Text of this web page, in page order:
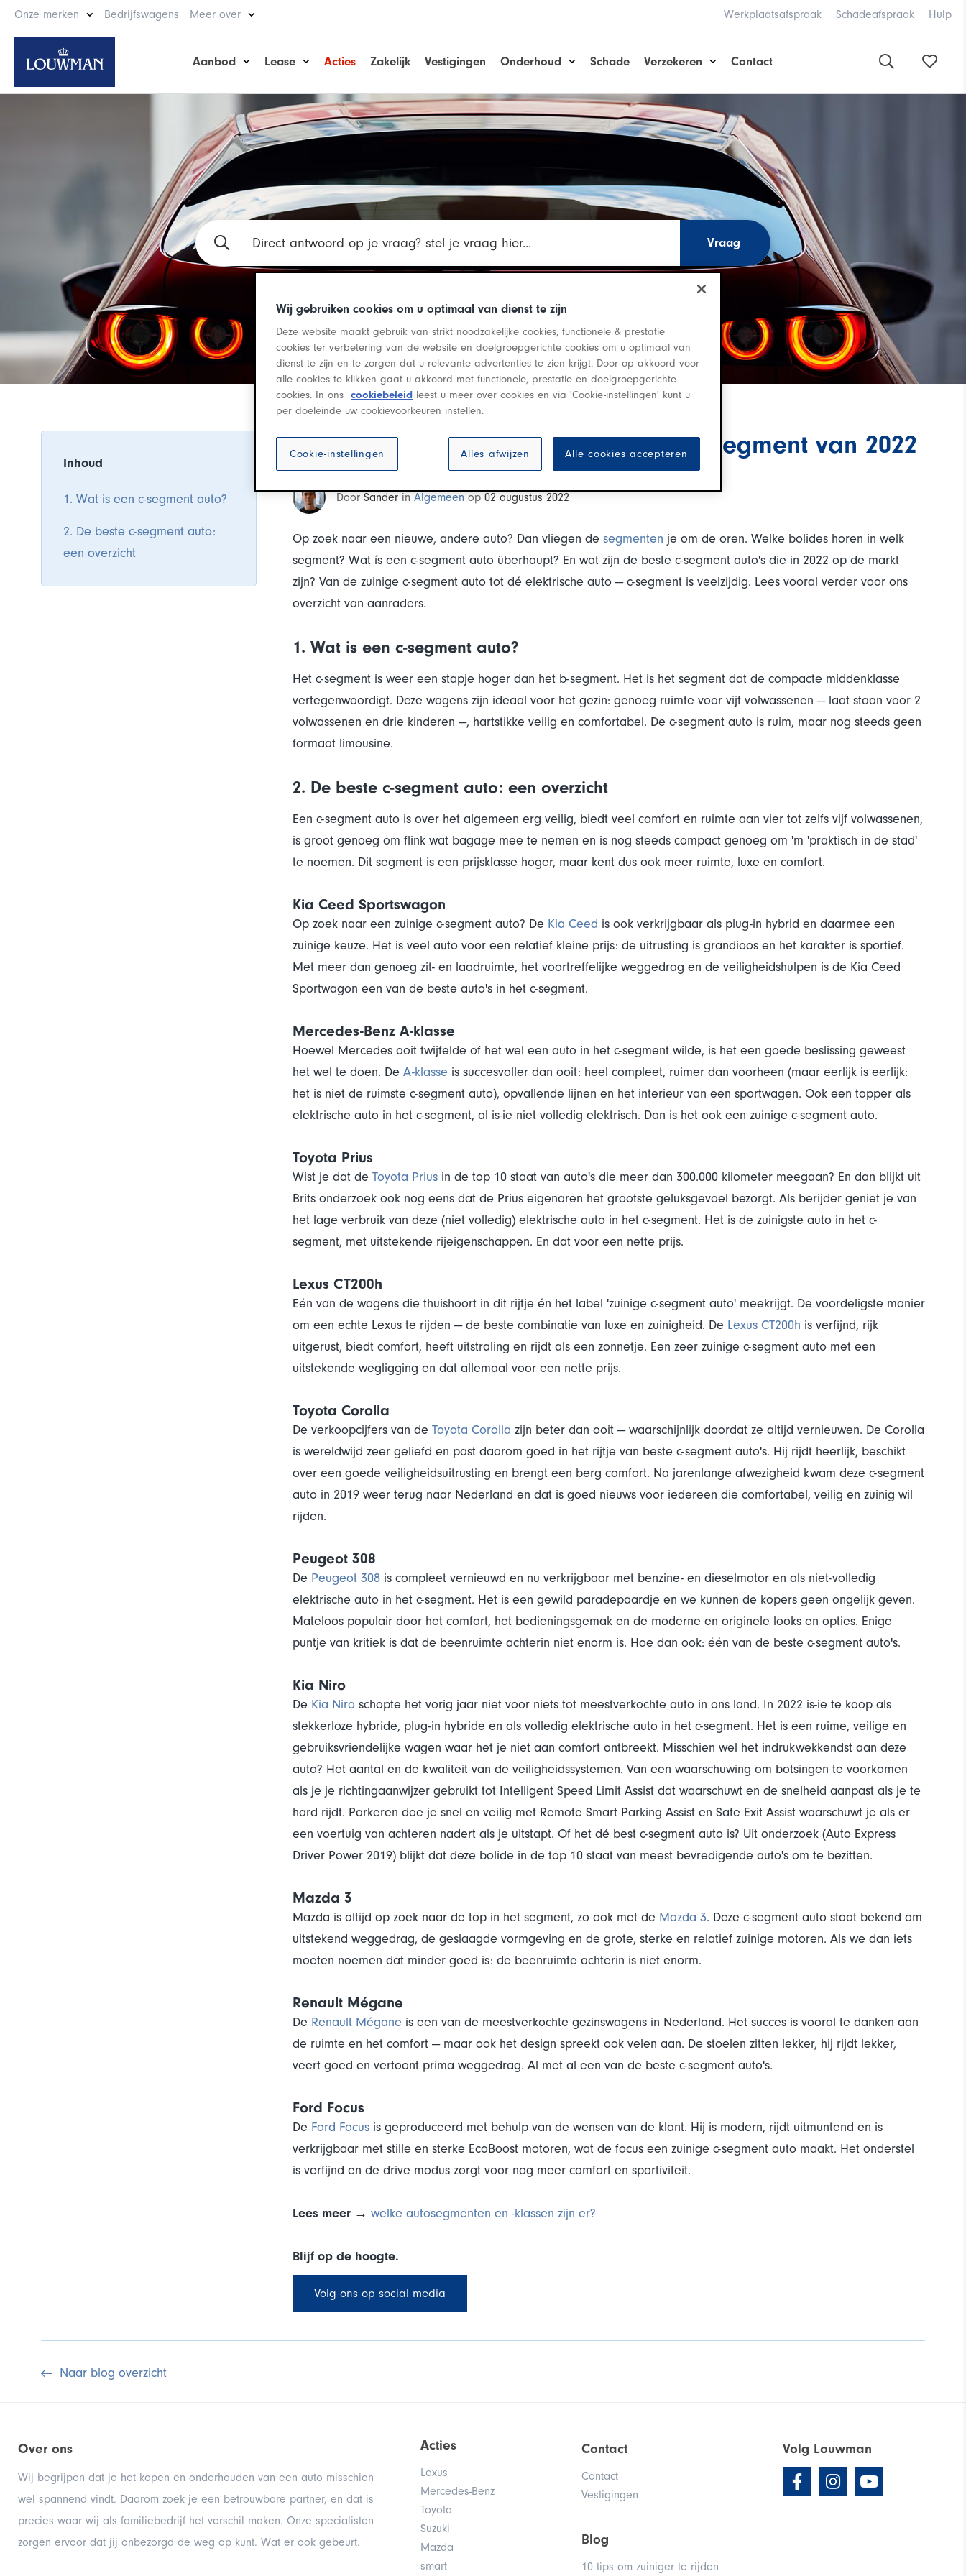
Onze merken Bedrijfswagens Meer over Werkplaatsafspraak Schadeafspraak Hulp
Aanbod Lease Acties Zakelijk Vestigingen Onderhoud Schade Verzekeren Contact
Vraag
Inhoud
1. Wat is een c-segment auto?
2. De beste c-segment auto:
een overzicht
Dit zijn de beste auto's binnen het C-segment van 2022
Door Sander in Algemeen op 02 augustus 2022
Op zoek naar een nieuwe, andere auto? Dan vliegen de segmenten je om de oren. Welke bolides horen in welk
segment? Wat ís een c-segment auto überhaupt? En wat zijn de beste c-segment auto's die in 2022 op de markt
zijn? Van de zuinige c-segment auto tot dé elektrische auto — c-segment is veelzijdig. Lees vooral verder voor ons
overzicht van aanraders.
1. Wat is een c-segment auto?
Het c-segment is weer een stapje hoger dan het b-segment. Het is het segment dat de compacte middenklasse
vertegenwoordigt. Deze wagens zijn ideaal voor het gezin: genoeg ruimte voor vijf volwassenen — laat staan voor 2
volwassenen en drie kinderen —, hartstikke veilig en comfortabel. De c-segment auto is ruim, maar nog steeds geen
formaat limousine.
2. De beste c-segment auto: een overzicht
Een c-segment auto is over het algemeen erg veilig, biedt veel comfort en ruimte aan vier tot zelfs vijf volwassenen,
is groot genoeg om flink wat bagage mee te nemen en is nog steeds compact genoeg om 'm 'praktisch in de stad'
te noemen. Dit segment is een prijsklasse hoger, maar kent dus ook meer ruimte, luxe en comfort.
Kia Ceed Sportswagon
Op zoek naar een zuinige c-segment auto? De Kia Ceed is ook verkrijgbaar als plug-in hybrid en daarmee een
zuinige keuze. Het is veel auto voor een relatief kleine prijs: de uitrusting is grandioos en het karakter is sportief.
Met meer dan genoeg zit- en laadruimte, het voortreffelijke weggedrag en de veiligheidshulpen is de Kia Ceed
Sportwagon een van de beste auto's in het c-segment.
Mercedes-Benz A-klasse
Hoewel Mercedes ooit twijfelde of het wel een auto in het c-segment wilde, is het een goede beslissing geweest
het wel te doen. De A-klasse is succesvoller dan ooit: heel compleet, ruimer dan voorheen (maar eerlijk is eerlijk:
het is niet de ruimste c-segment auto), opvallende lijnen en het interieur van een sportwagen. Ook een topper als
elektrische auto in het c-segment, al is-ie niet volledig elektrisch. Dan is het ook een zuinige c-segment auto.
Toyota Prius
Wist je dat de Toyota Prius in de top 10 staat van auto's die meer dan 300.000 kilometer meegaan? En dan blijkt uit
Brits onderzoek ook nog eens dat de Prius eigenaren het grootste geluksgevoel bezorgt. Als berijder geniet je van
het lage verbruik van deze (niet volledig) elektrische auto in het c-segment. Het is de zuinigste auto in het c-
segment, met uitstekende rijeigenschappen. En dat voor een nette prijs.
Lexus CT200h
Eén van de wagens die thuishoort in dit rijtje én het label 'zuinige c-segment auto' meekrijgt. De voordeligste manier
om een echte Lexus te rijden — de beste combinatie van luxe en zuinigheid. De Lexus CT200h is verfijnd, rijk
uitgerust, biedt comfort, heeft uitstraling en rijdt als een zonnetje. Een zeer zuinige c-segment auto met een
uitstekende wegligging en dat allemaal voor een nette prijs.
Toyota Corolla
De verkoopcijfers van de Toyota Corolla zijn beter dan ooit — waarschijnlijk doordat ze altijd vernieuwen. De Corolla
is wereldwijd zeer geliefd en past daarom goed in het rijtje van beste c-segment auto's. Hij rijdt heerlijk, beschikt
over een goede veiligheidsuitrusting en brengt een berg comfort. Na jarenlange afwezigheid kwam deze c-segment
auto in 2019 weer terug naar Nederland en dat is goed nieuws voor iedereen die comfortabel, veilig en zuinig wil
rijden.
Peugeot 308
De Peugeot 308 is compleet vernieuwd en nu verkrijgbaar met benzine- en dieselmotor en als niet-volledig
elektrische auto in het c-segment. Het is een gewild paradepaardje en we kunnen de kopers geen ongelijk geven.
Mateloos populair door het comfort, het bedieningsgemak en de moderne en originele looks en opties. Enige
puntje van kritiek is dat de beenruimte achterin niet enorm is. Hoe dan ook: één van de beste c-segment auto's.
Kia Niro
De Kia Niro schopte het vorig jaar niet voor niets tot meestverkochte auto in ons land. In 2022 is-ie te koop als
stekkerloze hybride, plug-in hybride en als volledig elektrische auto in het c-segment. Het is een ruime, veilige en
gebruiksvriendelijke wagen waar het je niet aan comfort ontbreekt. Misschien wel het indrukwekkendst aan deze
auto? Het aantal en de kwaliteit van de veiligheidssystemen. Van een waarschuwing om botsingen te voorkomen
als je je richtingaanwijzer gebruikt tot Intelligent Speed Limit Assist dat waarschuwt en de snelheid aanpast als je te
hard rijdt. Parkeren doe je snel en veilig met Remote Smart Parking Assist en Safe Exit Assist waarschuwt je als er
een voertuig van achteren nadert als je uitstapt. Of het dé best c-segment auto is? Uit onderzoek (Auto Express
Driver Power 2019) blijkt dat deze bolide in de top 10 staat van meest bevredigende auto's om te bezitten.
Mazda 3
Mazda is altijd op zoek naar de top in het segment, zo ook met de Mazda 3. Deze c-segment auto staat bekend om
uitstekend weggedrag, de geslaagde vormgeving en de grote, sterke en relatief zuinige motoren. Als we dan iets
moeten noemen dat minder goed is: de beenruimte achterin is niet enorm.
Renault Mégane
De Renault Mégane is een van de meestverkochte gezinswagens in Nederland. Het succes is vooral te danken aan
de ruimte en het comfort — maar ook het design spreekt ook velen aan. De stoelen zitten lekker, hij rijdt lekker,
veert goed en vertoont prima weggedrag. Al met al een van de beste c-segment auto's.
Ford Focus
De Ford Focus is geproduceerd met behulp van de wensen van de klant. Hij is modern, rijdt uitmuntend en is
verkrijgbaar met stille en sterke EcoBoost motoren, wat de focus een zuinige c-segment auto maakt. Het onderstel
is verfijnd en de drive modus zorgt voor nog meer comfort en sportiviteit.
Lees meer → welke autosegmenten en -klassen zijn er?
Blijf op de hoogte.
Volg ons op social media
Naar blog overzicht
Over ons
Wij begrijpen dat je het kopen en onderhouden van een auto misschien
wel spannend vindt. Daarom zoek je een betrouwbare partner, en dat is
precies waar wij als familiebedrijf het verschil maken. Onze specialisten
zorgen ervoor dat jij onbezorgd de weg op kunt. Wat er ook gebeurt.
Acties
Lexus
Mercedes-Benz
Toyota
Suzuki
Mazda
smart
Contact
Contact
Vestigingen
Volg Louwman
Blog
10 tips om zuiniger te rijden
Wij gebruiken cookies om u optimaal van dienst te zijn
Deze website maakt gebruik van strikt noodzakelijke cookies, functionele & prestatie
cookies ter verbetering van de website en doelgroepgerichte cookies om u optimaal van
dienst te zijn en te zorgen dat u relevante advertenties te zien krijgt. Door op akkoord voor
alle cookies te klikken gaat u akkoord met functionele, prestatie en doelgroepgerichte
cookies. In ons cookiebeleid leest u meer over cookies en via 'Cookie-instellingen' kunt u
per doeleinde uw cookievoorkeuren instellen.
Alles afwijzen Alle cookies accepteren
Cookie-instellingen